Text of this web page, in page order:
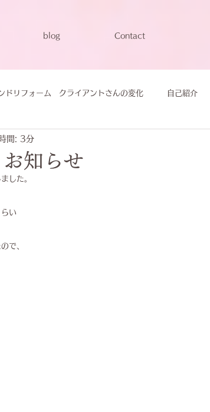
blog Contact
ドリフォーム クライアントさんの変化 自己紹介
知らせ
間: 3分
した。
い
で、